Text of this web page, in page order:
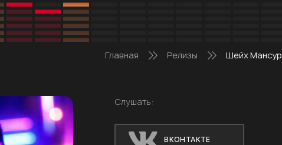
Главная Релизы Шейх Мансур
Слушать:
ВКОНТАКТЕ